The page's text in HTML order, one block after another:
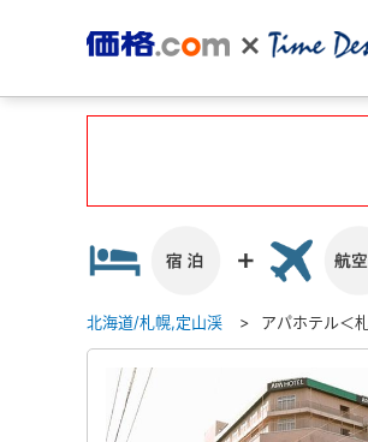
北海道/札幌,定山渓 アパホテル＜